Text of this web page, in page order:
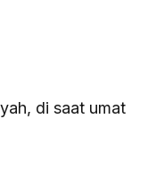
di saat umat